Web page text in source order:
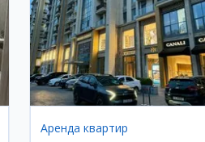
Аренда квартир